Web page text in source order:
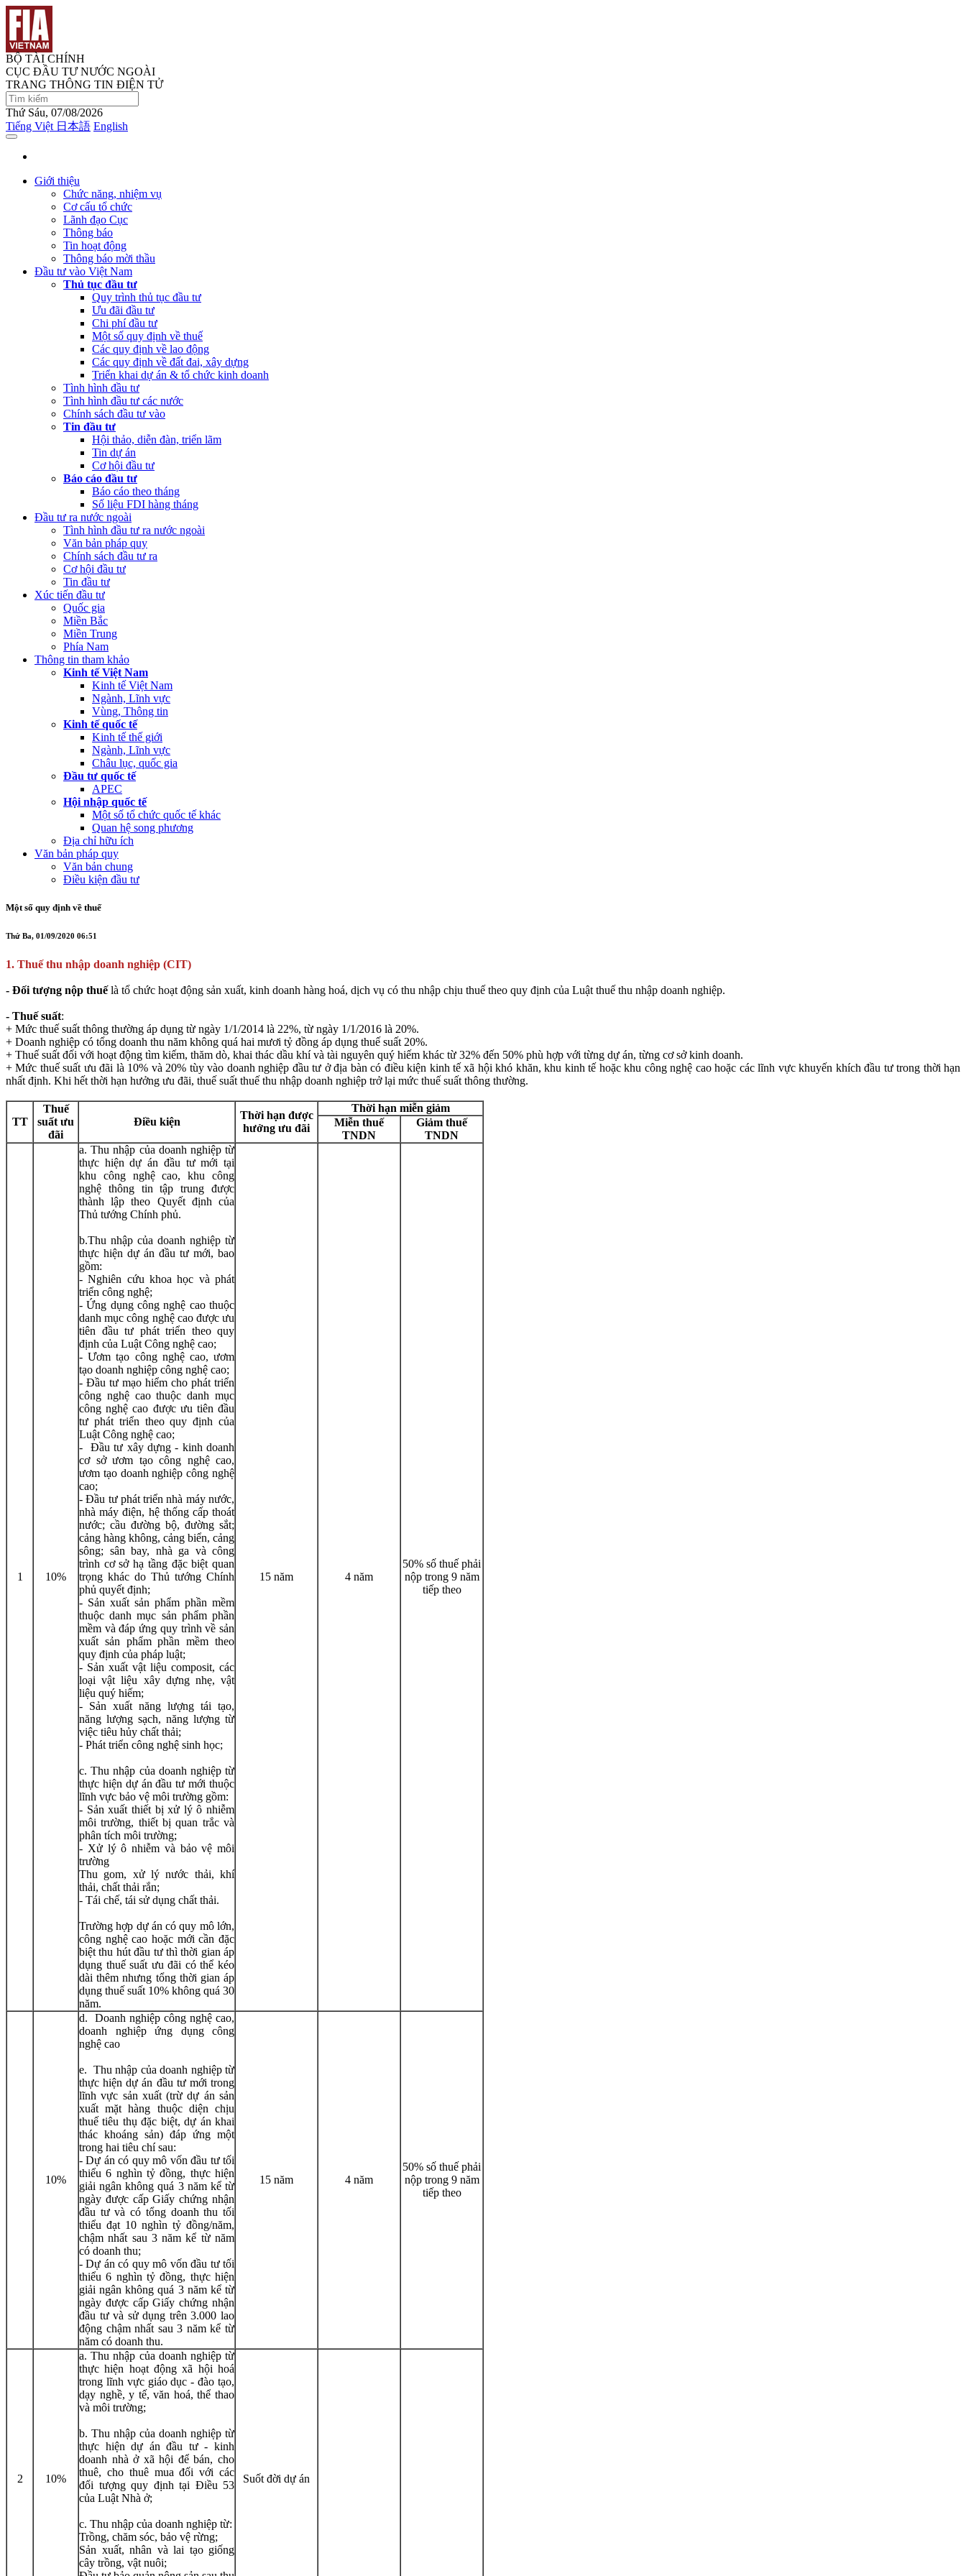
BỘ TÀI CHÍNH
CỤC ĐẦU TƯ NƯỚC NGOÀI
TRANG THÔNG TIN ĐIỆN TỬ
Thứ Sáu, 07/08/2026
Tiếng Việt 日本語 English
Giới thiệu
Chức năng, nhiệm vụ
Cơ cấu tổ chức
Lãnh đạo Cục
Thông báo
Tin hoạt động
Thông báo mời thầu
Đầu tư vào Việt Nam
Thủ tục đầu tư
Quy trình thủ tục đầu tư
Ưu đãi đầu tư
Chi phí đầu tư
Một số quy định về thuế
Các quy định về lao động
Các quy định về đất đai, xây dựng
Triển khai dự án & tổ chức kinh doanh
Tình hình đầu tư
Tình hình đầu tư các nước
Chính sách đầu tư vào
Tin đầu tư
Hội thảo, diễn đàn, triển lãm
Tin dự án
Cơ hội đầu tư
Báo cáo đầu tư
Báo cáo theo tháng
Số liệu FDI hàng tháng
Đầu tư ra nước ngoài
Tình hình đầu tư ra nước ngoài
Văn bản pháp quy
Chính sách đầu tư ra
Cơ hội đầu tư
Tin đầu tư
Xúc tiến đầu tư
Quốc gia
Miền Bắc
Miền Trung
Phía Nam
Thông tin tham khảo
Kinh tế Việt Nam
Kinh tế Việt Nam
Ngành, Lĩnh vực
Vùng, Thông tin
Kinh tế quốc tế
Kinh tế thế giới
Ngành, Lĩnh vực
Châu lục, quốc gia
Đầu tư quốc tế
APEC
Hội nhập quốc tế
Một số tổ chức quốc tế khác
Quan hệ song phương
Địa chỉ hữu ích
Văn bản pháp quy
Văn bản chung
Điều kiện đầu tư
Một số quy định về thuế
Thứ Ba, 01/09/2020 06:51
1. Thuế thu nhập doanh nghiệp (CIT)
- Đối tượng nộp thuếlà tổ chức hoạt động sản xuất, kinh doanh hàng hoá, dịch vụ có thu nhập chịu thuế theo quy định của Luật thuế thu nhập doanh nghiệp.
- Thuế suất:
+ Mức thuế suất thông thường áp dụng từ ngày 1/1/2014 là 22%, từ ngày 1/1/2016 là 20%.
+ Doanh nghiệp có tổng doanh thu năm không quá hai mươi tỷ đồng áp dụng thuế suất 20%.
+ Thuế suất đối với hoạt động tìm kiếm, thăm dò, khai thác dầu khí và tài nguyên quý hiếm khác từ 32% đến 50% phù hợp với từng dự án, từng cơ sở kinh doanh.
+ Mức thuế suất ưu đãi là 10% và 20% tùy vào doanh nghiệp đầu tư ở địa bàn có điều kiện kinh tế xã hội khó khăn, khu kinh tế hoặc khu công nghệ cao hoặc các lĩnh vực khuyến khích đầu tư trong thời hạn
nhất định. Khi hết thời hạn hưởng ưu đãi, thuế suất thuế thu nhập doanh nghiệp trở lại mức thuế suất thông thường.
TT
Thuế
suất ưu
đãi
Điều kiện
Thời hạn được
hưởng ưu đãi
Thời hạn miễn giảm
Miễn thuế
TNDN
Giảm thuế
TNDN
1 10%
a. Thu nhập của doanh nghiệp từ
thực hiện dự án đầu tư mới tại
khu công nghệ cao, khu công
nghệ thông tin tập trung được
thành lập theo Quyết định của
Thủ tướng Chính phủ.
b.Thu nhập của doanh nghiệp từ
thực hiện dự án đầu tư mới, bao
gồm:
- Nghiên cứu khoa học và phát
triển công nghệ;
- Ứng dụng công nghệ cao thuộc
danh mục công nghệ cao được ưu
tiên đầu tư phát triển theo quy
định của Luật Công nghệ cao;
- Ươm tạo công nghệ cao, ươm
tạo doanh nghiệp công nghệ cao;
- Đầu tư mạo hiểm cho phát triển
công nghệ cao thuộc danh mục
công nghệ cao được ưu tiên đầu
tư phát triển theo quy định của
Luật Công nghệ cao;
- Đầu tư xây dựng - kinh doanh
cơ sở ươm tạo công nghệ cao,
ươm tạo doanh nghiệp công nghệ
cao;
- Đầu tư phát triển nhà máy nước,
nhà máy điện, hệ thống cấp thoát
nước; cầu đường bộ, đường sắt;
cảng hàng không, cảng biển, cảng
sông; sân bay, nhà ga và công
trình cơ sở hạ tầng đặc biệt quan
trọng khác do Thủ tướng Chính
phủ quyết định;
- Sản xuất sản phẩm phần mềm
thuộc danh mục sản phẩm phần
mềm và đáp ứng quy trình về sản
xuất sản phẩm phần mềm theo
quy định của pháp luật;
- Sản xuất vật liệu composit, các
loại vật liệu xây dựng nhẹ, vật
liệu quý hiếm;
- Sản xuất năng lượng tái tạo,
năng lượng sạch, năng lượng từ
việc tiêu hủy chất thải;
- Phát triển công nghệ sinh học;
c. Thu nhập của doanh nghiệp từ
thực hiện dự án đầu tư mới thuộc
lĩnh vực bảo vệ môi trường gồm:
- Sản xuất thiết bị xử lý ô nhiễm
môi trường, thiết bị quan trắc và
phân tích môi trường;
- Xử lý ô nhiễm và bảo vệ môi
trường
Thu gom, xử lý nước thải, khí
thải, chất thải rắn;
- Tái chế, tái sử dụng chất thải.
Trường hợp dự án có quy mô lớn,
công nghệ cao hoặc mới cần đặc
biệt thu hút đầu tư thì thời gian áp
dụng thuế suất ưu đãi có thể kéo
dài thêm nhưng tổng thời gian áp
dụng thuế suất 10% không quá 30
năm.
15 năm 4 năm
50% số thuế phải
nộp trong 9 năm
tiếp theo
10%
d. Doanh nghiệp công nghệ cao,
doanh nghiệp ứng dụng công
nghệ cao
e. Thu nhập của doanh nghiệp từ
thực hiện dự án đầu tư mới trong
lĩnh vực sản xuất (trừ dự án sản
xuất mặt hàng thuộc diện chịu
thuế tiêu thụ đặc biệt, dự án khai
thác khoáng sản) đáp ứng một
trong hai tiêu chí sau:
- Dự án có quy mô vốn đầu tư tối
thiểu 6 nghìn tỷ đồng, thực hiện
giải ngân không quá 3 năm kể từ
ngày được cấp Giấy chứng nhận
đầu tư và có tổng doanh thu tối
thiểu đạt 10 nghìn tỷ đồng/năm,
chậm nhất sau 3 năm kể từ năm
có doanh thu;
- Dự án có quy mô vốn đầu tư tối
thiểu 6 nghìn tỷ đồng, thực hiện
giải ngân không quá 3 năm kể từ
ngày được cấp Giấy chứng nhận
đầu tư và sử dụng trên 3.000 lao
động chậm nhất sau 3 năm kể từ
năm có doanh thu.
15 năm 4 năm
50% số thuế phải
nộp trong 9 năm
tiếp theo
2 10%
a. Thu nhập của doanh nghiệp từ
thực hiện hoạt động xã hội hoá
trong lĩnh vực giáo dục - đào tạo,
dạy nghề, y tế, văn hoá, thể thao
và môi trường;
b. Thu nhập của doanh nghiệp từ
thực hiện dự án đầu tư - kinh
doanh nhà ở xã hội để bán, cho
thuê, cho thuê mua đối với các
đối tượng quy định tại Điều 53
của Luật Nhà ở;
c. Thu nhập của doanh nghiệp từ:
Trồng, chăm sóc, bảo vệ rừng;
Sản xuất, nhân và lai tạo giống
cây trồng, vật nuôi;
Suốt đời dự án